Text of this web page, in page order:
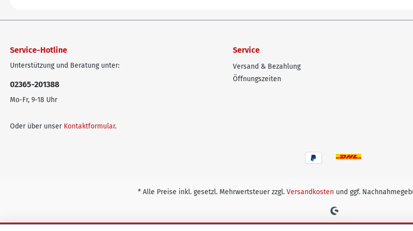
Service-Hotline
Unterstützung und Beratung unter:
02365-201388
Mo-Fr, 9-18 Uhr
Oder über unser Kontaktformular.
Service
Versand & Bezahlung
Öffnungszeiten
* Alle Preise inkl. gesetzl. Mehrwertsteuer zzgl. Versandkosten und ggf.